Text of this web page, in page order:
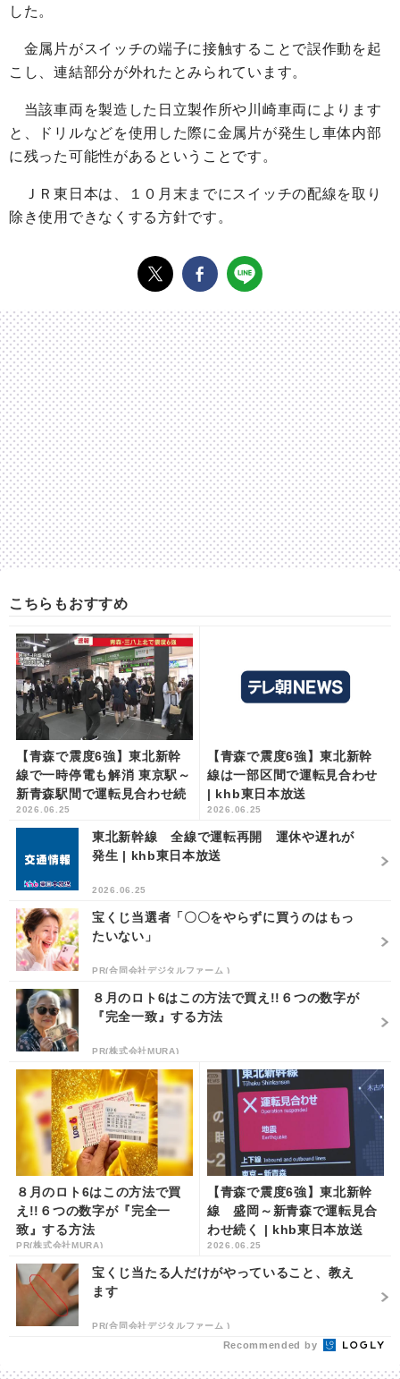
した。
金属片がスイッチの端子に接触することで誤作動を起
こし、連結部分が外れたとみられています。
当該車両を製造した日立製作所や川崎車両によります
と、ドリルなどを使用した際に金属片が発生し車体内部
に残った可能性があるということです。
ＪＲ東日本は、１０月末までにスイッチの配線を取り
除き使用できなくする方針です。
こちらもおすすめ
【青森で震度6強】東北新幹
線で一時停電も解消 東京駅～
新青森駅間で運転見合わせ続
く | khb東日本放送
2026.06.25
【青森で震度6強】東北新幹
線は一部区間で運転見合わせ
| khb東日本放送
2026.06.25
東北新幹線 全線で運転再開 運休や遅れが
発生 | khb東日本放送
2026.06.25
宝くじ当選者「〇〇をやらずに買うのはもっ
たいない」
PR(合同会社デジタルファーム )
８月のロト6はこの方法で買え!!６つの数字が
『完全一致』する方法
PR(株式会社MURA)
８月のロト6はこの方法で買
え!!６つの数字が『完全一
致』する方法
PR(株式会社MURA)
【青森で震度6強】東北新幹
線 盛岡～新青森で運転見合
わせ続く | khb東日本放送
2026.06.25
宝くじ当たる人だけがやっていること、教え
ます
PR(合同会社デジタルファーム )
Recommended by